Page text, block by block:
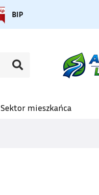
BIP
Sektor mieszkańca